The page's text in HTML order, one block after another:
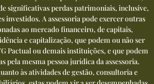
significativas perdas patrimoniais, inclusive,
investidos. A assessoria pode exercer outras
ao mercado financeiro, de capitais,
e capitalização, que podem ou não ser
Pactual ou demais instituições, e que podem
pela mesma pessoa jurídica da assessoria.
às atividades de gestão, consultoria e